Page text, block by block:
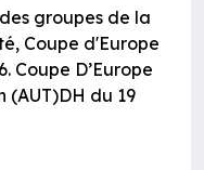
groupes de la
Coupe d'Europe
Coupe D’Europe
(AUT)DH du 19